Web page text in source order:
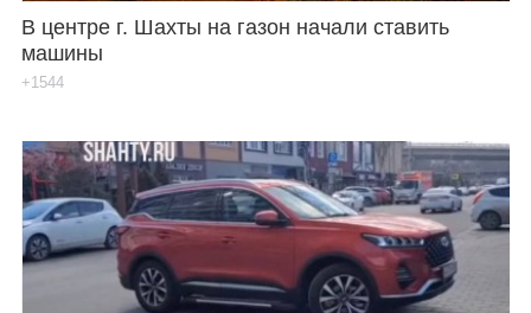
В центре г. Шахты на газон начали ставить
машины
+1544